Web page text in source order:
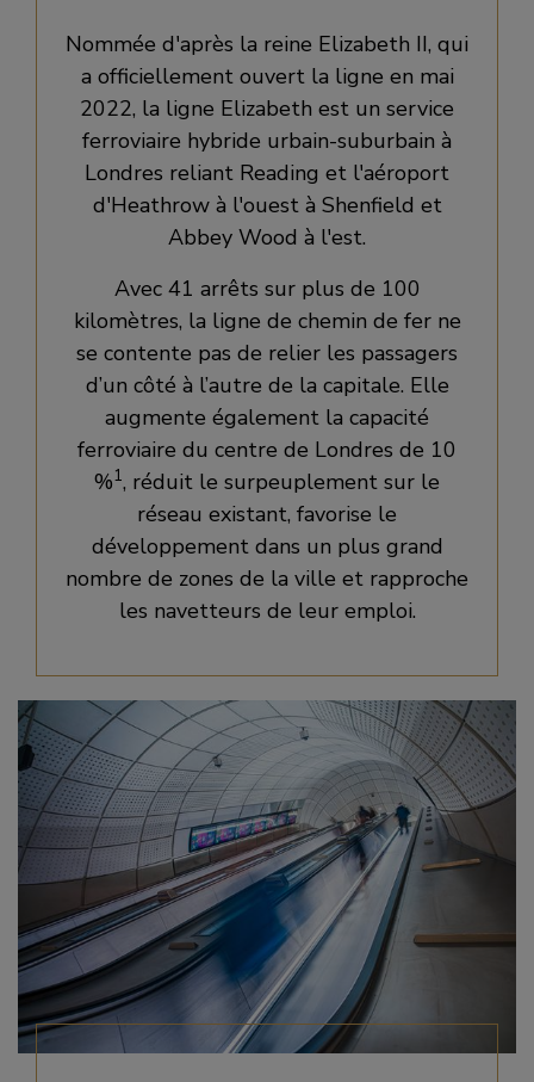
Nommée d'après la reine Elizabeth II, qui
a officiellement ouvert la ligne en mai
2022, la ligne Elizabeth est un service
ferroviaire hybride urbain-suburbain à
Londres reliant Reading et l'aéroport
d'Heathrow à l'ouest à Shenfield et
Abbey Wood à l'est.
Avec 41 arrêts sur plus de 100
kilomètres, la ligne de chemin de fer ne
se contente pas de relier les passagers
d’un côté à l’autre de la capitale. Elle
augmente également la capacité
ferroviaire du centre de Londres de 10
%1, réduit le surpeuplement sur le
réseau existant, favorise le
développement dans un plus grand
nombre de zones de la ville et rapproche
les navetteurs de leur emploi.